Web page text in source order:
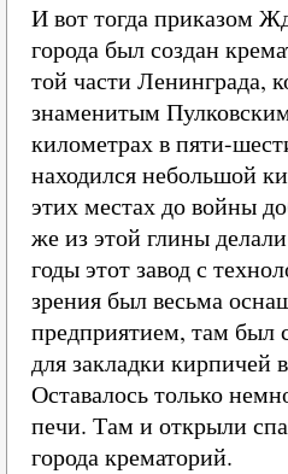
И вот тогда приказом
города был создан
той части Ленинграда,
знаменитым
километрах в пяти-
находился небольшой
этих местах до войны
же из этой глины
годы этот завод с
зрения был весьма
предприятием, там был
для закладки кирпичей
Оставалось только
печи. Там и открыли
города крематорий.